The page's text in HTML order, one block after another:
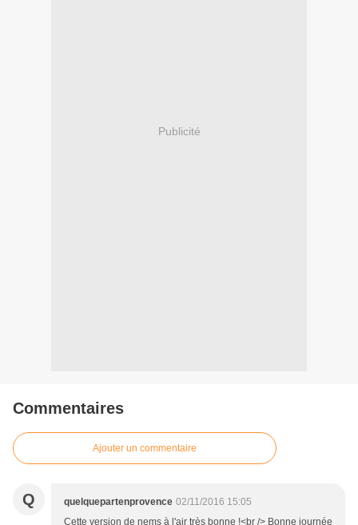
Publicité
Commentaires
Ajouter un commentaire
Q quelquepartenprovence 02/11/2016 15:05
Cette version de nems à l'air très bonne !<br /> Bonne journée